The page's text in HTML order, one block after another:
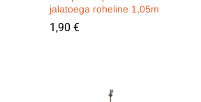
jalatoega roheline 1,05m
1,90 €
1,90 €